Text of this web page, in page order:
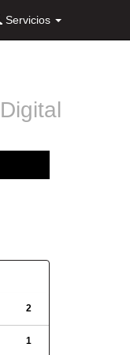
Servicios
Digital
2
1